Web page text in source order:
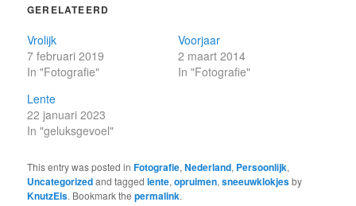
GERELATEERD
Vrolijk
7 februari 2019
In "Fotografie"
Voorjaar
2 maart 2014
In "Fotografie"
Lente
22 januari 2023
In "geluksgevoel"
This entry was posted inFotografie,Nederland, Persoonlijk,
Uncategorizedand taggedlente,opruimen,sneeuwklokjesby
KnutzEls. Bookmark thepermalink.